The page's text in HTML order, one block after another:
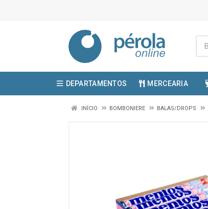
DEPARTAMENTOS MERCEARIA
INÍCIO BOMBONIERE BALAS/DROPS